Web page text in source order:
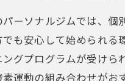
ーソナルジムでは、個
も安心して始められる
ングプログラムが受け
素運動の組み合わせが